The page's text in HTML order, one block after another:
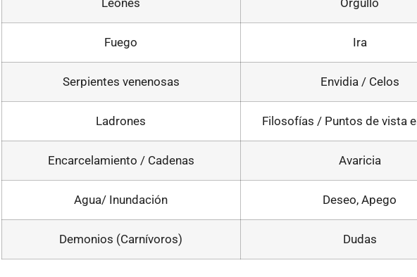
Fuego Ira
Serpientes venenosas Envidia / Celos
Ladrones Filosofías / Puntos de vista
Encarcelamiento / Cadenas Avaricia
Agua/ Inundación Deseo, Apego
Demonios (Carnívoros) Dudas